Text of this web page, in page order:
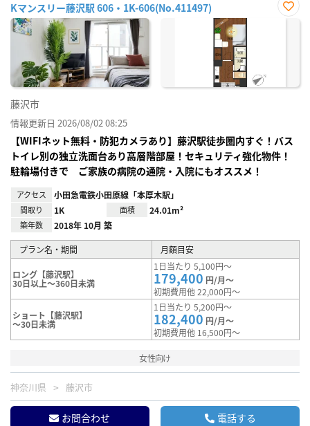
Kマンスリー藤沢駅 606・1K-606(No.411497)
お気
藤沢市
情報更新日 2026/08/02 08:25
【WIFIネット無料・防犯カメラあり】藤沢駅徒歩圏内すぐ！バス
トイレ別の独立洗面台あり高層階部屋！セキュリティ強化物件！
駐輪場付きで ご家族の病院の通院・入院にもオススメ！
アクセス 小田急電鉄小田原線「本厚木駅」
間取り 1K 面積 24.01m²
築年数 2018年 10月 築
プラン名・期間 月額目安
ロング【藤沢駅】
30日以上～360日未満
1日当たり 5,100円～
179,400 円/月～
初期費用他 22,000円～
ショート【藤沢駅】
～30日未満
1日当たり 5,200円～
182,400 円/月～
初期費用他 16,500円～
女性向け
神奈川県 藤沢市
お問合わせ 電話する